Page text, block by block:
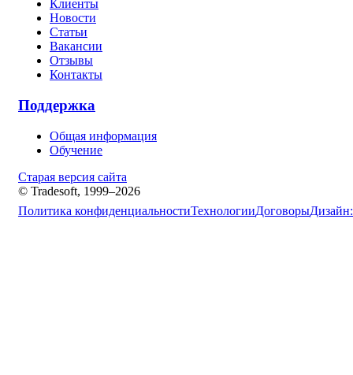
Клиенты
Новости
Статьи
Вакансии
Отзывы
Контакты
Поддержка
Общая информация
Обучение
Старая версия сайта
© Tradesoft, 1999–2026
Политика конфиденциальностиТехнологииДоговорыДизайн: